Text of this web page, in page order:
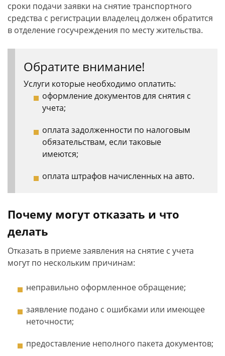
сроки подачи заявки на снятие транспортного
средства с регистрации владелец должен обратится
в отделение госучреждения по месту жительства.
Обратите внимание!
Услуги которые необходимо оплатить:
оформление документов для снятия с
учета;
оплата задолженности по налоговым
обязательствам, если таковые
имеются;
оплата штрафов начисленных на авто.
Почему могут отказать и что
делать
Отказать в приеме заявления на снятие с учета
могут по нескольким причинам:
неправильно оформленное обращение;
заявление подано с ошибками или имеющее
неточности;
предоставление неполного пакета документов;